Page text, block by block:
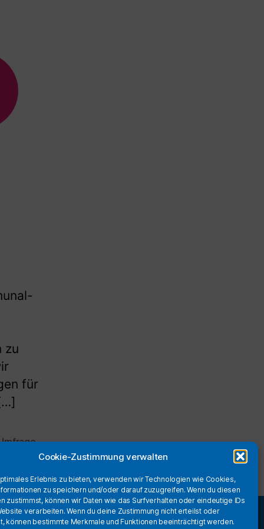
Cookie-Zustimmung verwalten
Erlebnis zu bieten, verwenden wir Technologien wie Cookies,
zu speichern und/oder darauf zuzugreifen. Wenn du diesen
zustimmst, können wir Daten wie das Surfverhalten oder eindeutige IDs
verarbeiten. Wenn du deine Zustimmung nicht erteilst oder
können bestimmte Merkmale und Funktionen beeinträchtigt werden.
zu
für